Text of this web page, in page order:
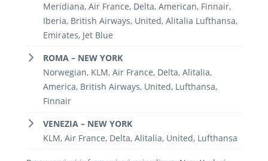
Meridiana, Air France, Delta, American, Finnair,
Iberia, British Airways, United, Alitalia Lufthansa,
Emirates, Jet Blue
ROMA – NEW YORK
Norwegian, KLM, Air France, Delta, Alitalia,
America, British Airways, United, Lufthansa,
Finnair
VENEZIA – NEW YORK
KLM, Air France, Delta, Alitalia, United, Lufthansa